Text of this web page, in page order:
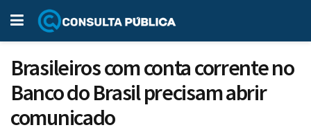
Brasileiros com conta corrente no
Banco do Brasil precisam abrir
comunicado